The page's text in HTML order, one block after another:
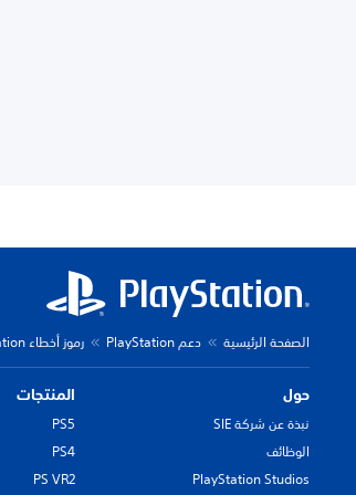
الصفحة الرئيسية دعم PlayStation رموز أخطاء PlayStation
حول
نبذة عن شركة SIE
الوظائف
PlayStation Studios
المنتجات
PS5
PS4
PS VR2